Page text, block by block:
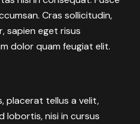
Cras sollicitudin,
sapien eget risus
dolor quam feugiat elit.
placerat tellus a velit,
lobortis, nisi in cursus